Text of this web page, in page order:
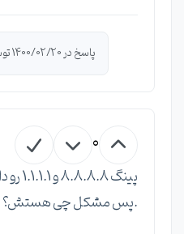
پاسخ در 1400/02/20 توسط
0
پینگ
.پس مشکل چی هستش؟